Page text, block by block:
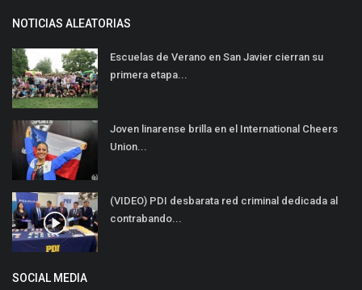
NOTICIAS ALEATORIAS
Escuelas de Verano en San Javier cierran su
primera etapa...
Joven linarense brilla en el International Cheers
Union...
(VIDEO) PDI desbarata red criminal dedicada al
contrabando...
SOCIAL MEDIA